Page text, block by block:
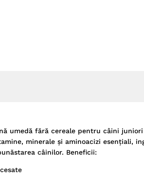
umedă fără cereale pentru câini
minerale şi aminoacizi esenţiali,
câinilor. Beneficii: